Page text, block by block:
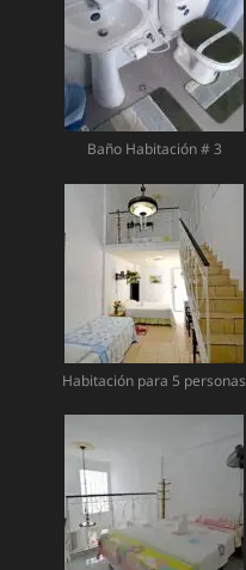
Baño Habitación # 3
Habitación para 5 personas